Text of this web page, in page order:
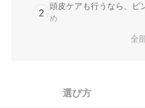
は、フィット感と心地よ
おり、静電気を軽減する
Organics｜スリーク ク
毛穴ケアと頭皮ケアに。
2
頭皮ケアも行うなら、ピ
め
髪の表面のつや出しによ
ものがおすすめ
全
選び方